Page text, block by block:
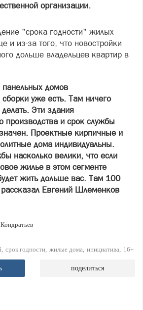
организации.
"срока годности" жилых
и из-за того, что новостройки
дольше владельцев квартир в
домов
уже есть. Там ничего
Эти здания
производства и срок службы
Проектные кирпичные и
дома индивидуальны.
насколько велики, что если
жилье в этом сегменте
жить дольше вас. Там 100
Евгений Шлеменков
срок годности жилые дома инициатива 16+
поделиться